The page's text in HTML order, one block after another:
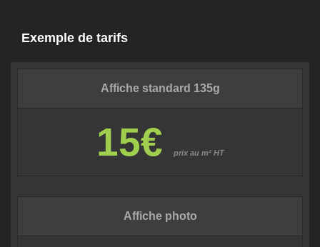
Exemple de tarifs
Affiche standard 135g
15€ prix au m² HT
Affiche photo